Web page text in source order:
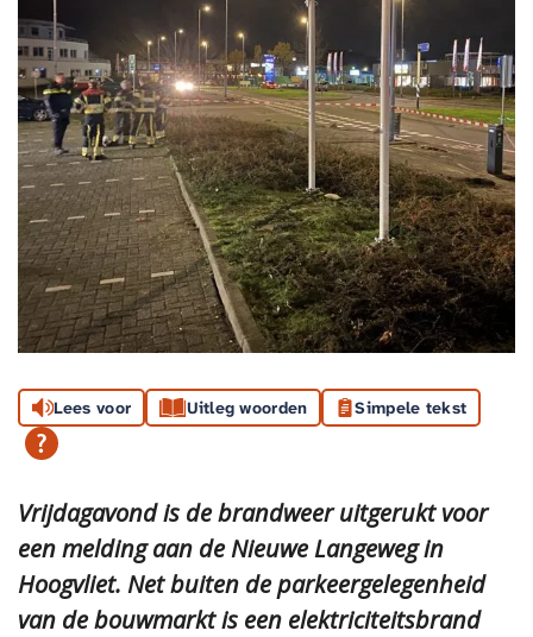
Lees voor Uitleg woorden Simpele tekst
Vrijdagavond is de brandweer uitgerukt voor
een melding aan de Nieuwe Langeweg in
Hoogvliet. Net buiten de parkeergelegenheid
van de bouwmarkt is een elektriciteitsbrand